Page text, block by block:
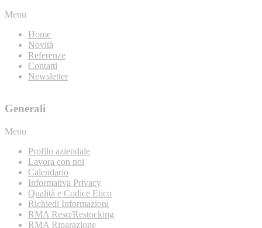
Menu
Home
Novità
Referenze
Contatti
Newsletter
Generali
Menu
Profilo aziendale
Lavora con noi
Calendario
Informativa Privacy
Qualità e Codice Etico
Richiedi Informazioni
RMA Reso/Restocking
RMA Riparazione